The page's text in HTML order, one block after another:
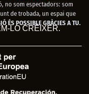
no som espectadors: som
de trobada, un espai que
ÉS POSSIBLE GRÀCIES A TU.
LO CRÉIXER.